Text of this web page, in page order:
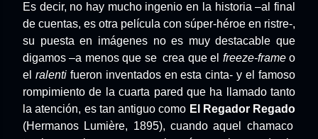
Es decir, no hay mucho ingenio en la historia –al final
de cuentas, es otra película con súper-héroe en ristre-,
su puesta en imágenes no es muy destacable que
digamos –a menos que se crea que el freeze-frameo
el ralenti fueron inventados en esta cinta- y el famoso
rompimiento de la cuarta pared que ha llamado tanto
la atención, es tan antiguo como El Regador Regado
(Hermanos Lumière, 1895), cuando aquel chamaco